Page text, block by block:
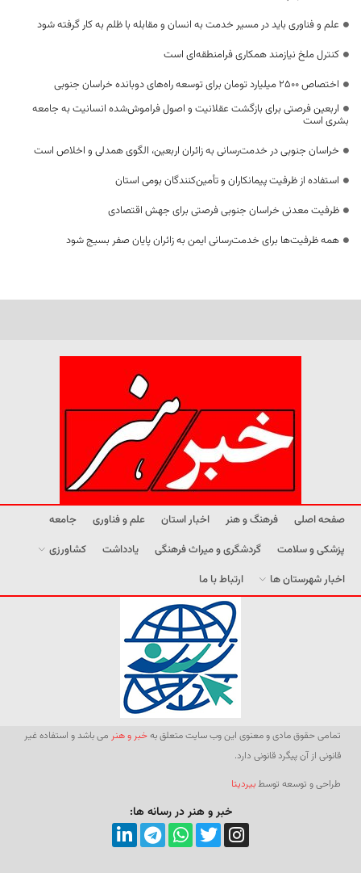
علم و فناوری باید در مسیر خدمت به انسان و مقابله با ظلم به کار گرفته شود
کنترل ملخ نیازمند همکاری فرامنطقه‌ای است
اختصاص 2500 میلیارد تومان برای توسعه راه‌های دوبانده خراسان جنوبی
اربعین فرصتی برای بازگشت عقلانیت و اصول فراموش‌شده انسانیت به جامعه
بشری است
خراسان جنوبی در خدمت‌رسانی به زائران اربعین، الگوی همدلی و اخلاص است
استفاده از ظرفیت پیمانکاران و تأمین‌کنندگان بومی استان
ظرفیت معدنی خراسان جنوبی فرصتی برای جهش اقتصادی
همه ظرفیت‌ها برای خدمت‌رسانی ایمن به زائران پایان صفر بسیج شود
صفحه اصلی فرهنگ و هنر اخبار استان علم و فناوری
جامعه
پزشکی و سلامت
گردشگری و میراث فرهنگی یادداشت
کشاورزی
اخبار شهرستان ها
ارتباط با ما
تمامی حقوق مادی و معنوی این وب سایت متعلق بهخبر و هنر می باشد و استفاده غیر
قانونی از آن پیگرد قانونی دارد.
طراحی و توسعه توسطبیردیتا
خبر و هنر در رسانه ها: